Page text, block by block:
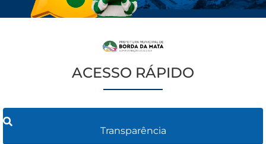
ACESSO RÁPIDO
Transparência